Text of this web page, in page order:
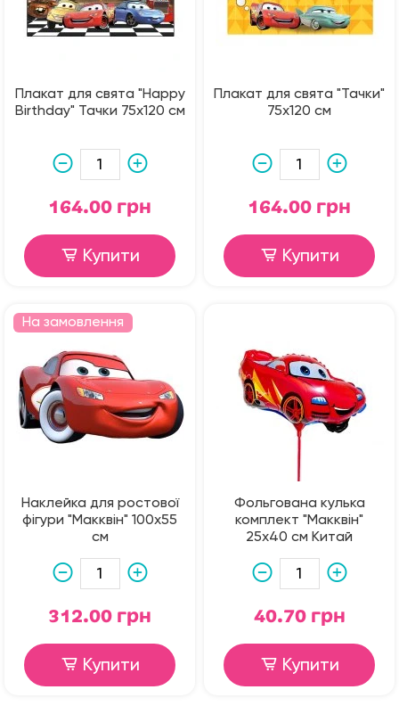
Плакат для свята "Happy
Birthday" Тачки 75х120 см
164.00 грн
Купити
Плакат для свята "Тачки"
75х120 см
164.00 грн
Купити
На замовлення
Наклейка для ростової
фігури "Макквін" 100х55
см
312.00 грн
Купити
Фольгована кулька
комплект "Макквін"
25х40 см Китай
40.70 грн
Купити